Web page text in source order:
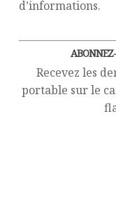
d’informations.
Recevez les
portable sur le